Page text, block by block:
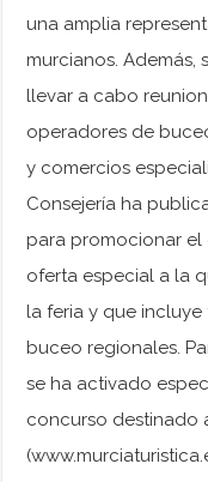
una amplia
murcianos.
llevar a cabo
operadores de
y comercios
Consejería ha
para promocionar el
oferta especial a la
la feria y que
buceo regionales.
se ha activado
concurso destinado